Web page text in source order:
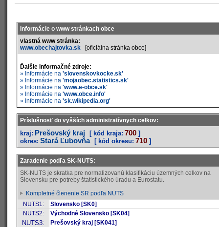
Informácie o www stránkach obce
vlastná www stránka:
www.obechajtovka.sk [oficiálna stránka obce]
Ďalšie informačné zdroje:
» Informácie na 'slovenskovkocke.sk'
» Informácie na 'mojaobec.statistics.sk'
» Informácie na 'www.e-obce.sk'
» Informácie na 'www.obce.info'
» Informácie na 'sk.wikipedia.org'
Príslušnosť do vyšších administratívnych celkov:
kraj: Prešovský kraj [ kód kraja: 700 ]
okres: Stará Ľubovňa [ kód okresu: 710 ]
Zaradenie podľa SK-NUTS:
SK-NUTS je skratka pre normalizovanú klasifikáciu územných celkov na
Slovensku pre potreby štatistického úradu a Eurostatu.
Kompletné členenie SR podľa NUTS
NUTS1:
Slovensko [SK0]
NUTS2:
Východné Slovensko [SK04]
NUTS3: Prešovský kraj [SK041]